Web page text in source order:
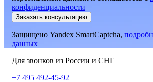
конфиденциальности
Заказать консультацию
Защищено Yandex SmartCaptcha,
данных
Для звонков из России и СНГ
+7 495 492-45-92